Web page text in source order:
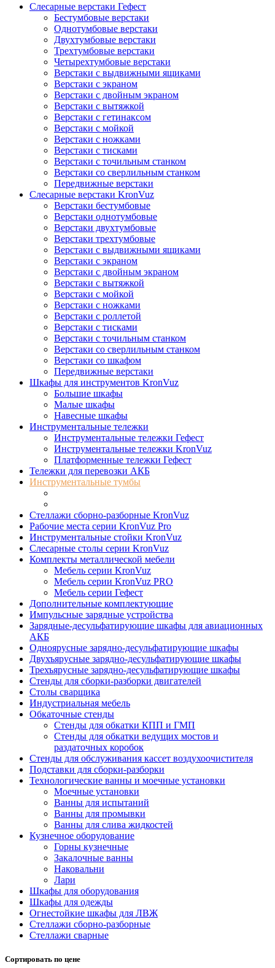
Слесарные верстаки Гефест
Бестумбовые верстаки
Однотумбовые верстаки
Двухтумбовые верстаки
Трехтумбовые верстаки
Четырехтумбовые верстаки
Верстаки с выдвижными ящиками
Верстаки с экраном
Верстаки с двойным экраном
Верстаки с вытяжкой
Верстаки с гетинаксом
Верстаки с мойкой
Верстаки с ножками
Верстаки с тисками
Верстаки с точильным станком
Верстаки со сверлильным станком
Передвижные верстаки
Слесарные верстаки KronVuz
Верстаки бестумбовые
Верстаки однотумбовые
Верстаки двухтумбовые
Верстаки трехтумбовые
Верстаки с выдвижными ящиками
Верстаки с экраном
Верстаки с двойным экраном
Верстаки с вытяжкой
Верстаки с мойкой
Верстаки с ножками
Верстаки с роллетой
Верстаки с тисками
Верстаки с точильным станком
Верстаки со сверлильным станком
Верстаки со шкафом
Передвижные верстаки
Шкафы для инструментов KronVuz
Большие шкафы
Малые шкафы
Навесные шкафы
Инструментальные тележки
Инструментальные тележки Гефест
Инструментальные тележки KronVuz
Платформенные тележки Гефест
Тележки для перевозки АКБ
Инструментальные тумбы
Стеллажи сборно-разборные KronVuz
Рабочие места серии KronVuz Pro
Инструментальные стойки KronVuz
Слесарные столы серии KronVuz
Комплекты металлической мебели
Мебель серии KronVuz
Мебель серии KronVuz PRO
Мебель серии Гефест
Дополнительные комплектующие
Импульсные зарядные устройства
Зарядные-десульфатирующие шкафы для авиационных
АКБ
Одноярусные зарядно-десульфатирующие шкафы
Двухъярусные зарядно-десульфатирующие шкафы
Трехъярусные зарядно-десульфатирующие шкафы
Стенды для сборки-разборки двигателей
Столы сварщика
Индустриальная мебель
Обкаточные стенды
Стенды для обкатки КПП и ГМП
Стенды для обкатки ведущих мостов и
раздаточных коробок
Стенды для обслуживания кассет воздухоочистителя
Подставки для сборки-разборки
Технологические ванны и моечные установки
Моечные установки
Ванны для испытаний
Ванны для промывки
Ванны для слива жидкостей
Кузнечное оборудование
Горны кузнечные
Закалочные ванны
Наковальни
Лари
Шкафы для оборудования
Шкафы для одежды
Огнестойкие шкафы для ЛВЖ
Стеллажи сборно-разборные
Стеллажи сварные
Сортировать по цене